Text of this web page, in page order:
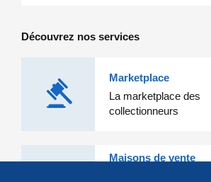
Découvrez nos services
Marketplace
La marketplace des
collectionneurs
Maisons de vente